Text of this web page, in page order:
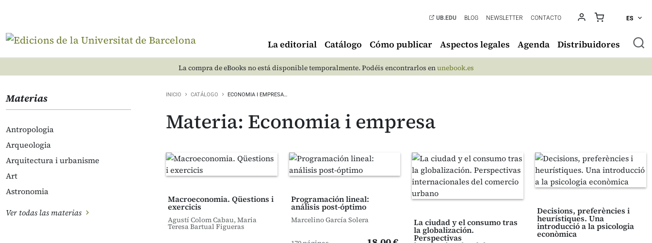
UB.EDU BLOG NEWSLETTER CONTACTO ES
La editorial Catálogo Cómo publicar Aspectos legales Agenda Distribuidores
La compra de eBooks no está disponible temporalmente. Podéis encontrarlos enunebook.es
Materias
Antropologia
Arqueologia
Arquitectura i urbanisme
Art
Astronomia
Ver todas las materias
INICIO CATÁLOGO ECONOMIA I EMPRESA…
Materia: Economia i empresa
Macroeconomia. Qüestions i
exercicis
Agustí Colom Cabau, Maria
Teresa Bartual Figueras
Programación lineal:
análisis post-óptimo
Marcelino García Solera La ciudad y el consumo tras
la globalización.
Perspectivas
Decisions, preferències i
heurístiques. Una
introducció a la psicologia
econòmica